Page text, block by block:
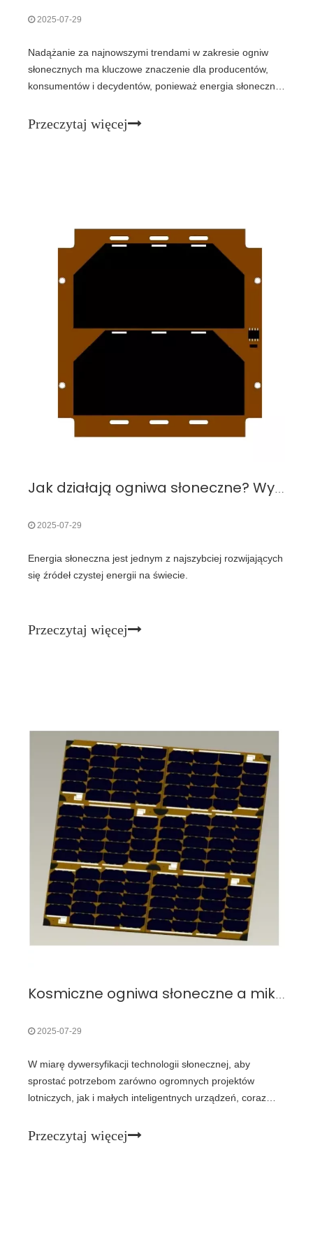
2025-07-29
Nadążanie za najnowszymi trendami w zakresie ogniw
słonecznych ma kluczowe znaczenie dla producentów,
konsumentów i decydentów, ponieważ energia słoneczna
Przeczytaj więcej
Jak działają ogniwa słoneczne? Wyjaśnienie procesu fotowoltaicznego krok po kroku
2025-07-29
Energia słoneczna jest jednym z najszybciej rozwijających
się źródeł czystej energii na świecie.
Przeczytaj więcej
Kosmiczne ogniwa słoneczne a mikroogniwa słoneczne: jaka jest różnica?
2025-07-29
W miarę dywersyfikacji technologii słonecznej, aby
sprostać potrzebom zarówno ogromnych projektów
lotniczych, jak i małych inteligentnych urządzeń, coraz
kosmicznym ogniwom słonecznym i mikroogniwom
Przeczytaj więcej